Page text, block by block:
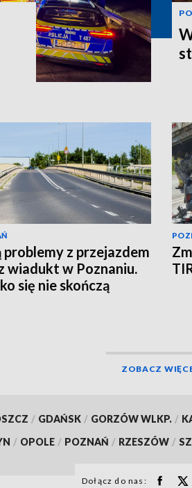
problemy z przejazdem
wiadukt w Poznaniu.
się nie skończą
ZOBACZ
/ GDAŃSK / GORZÓW WLKP. /
/ OPOLE / POZNAŃ / RZESZÓW /
Dołącz do nas: